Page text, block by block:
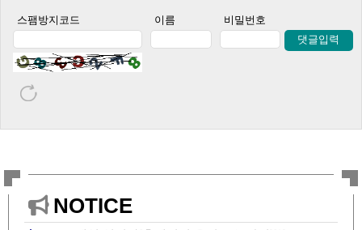
스팸방지코드 이름
비밀번호
댓글입력
NOTICE